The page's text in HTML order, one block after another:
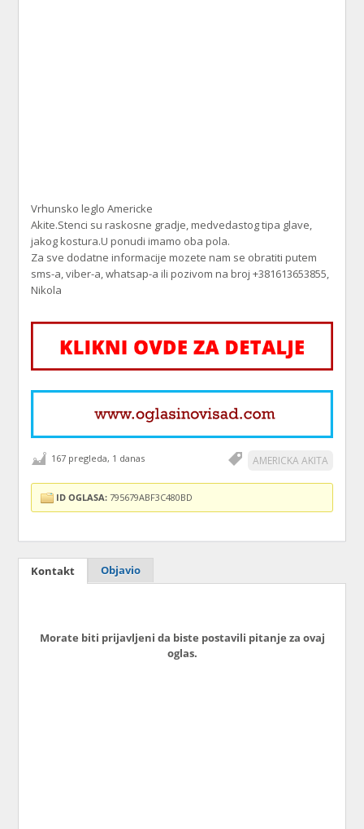
Vrhunsko leglo Americke
Akite.Stenci su raskosne gradje, medvedastog tipa glave,
jakog kostura.U ponudi imamo oba pola.
Za sve dodatne informacije mozete nam se obratiti putem
sms-a, viber-a, whatsap-a ili pozivom na broj +381613653855,
Nikola
AMERICKA AKITA
167 pregleda, 1 danas
ID OGLASA: 795679ABF3C480BD
Kontakt Objavio
Morate biti prijavljeni da biste postavili pitanje za ovaj
oglas.